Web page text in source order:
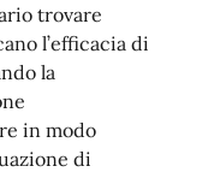
trovare
l’efficacia di
la
in modo
di